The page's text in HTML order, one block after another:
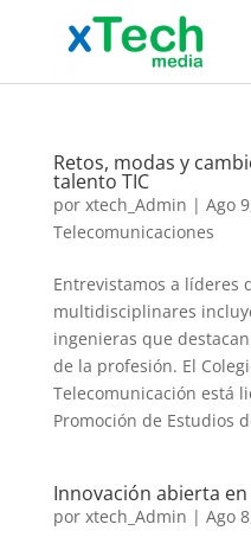
Retos, modas y
talento TIC
por xtech_Admin | Ago
Telecomunicaciones
Entrevistamos a líderes
multidisciplinares
ingenieras que
de la profesión. El
Telecomunicación está
Promoción de Estudios
Innovación abierta
por xtech_Admin | Ago